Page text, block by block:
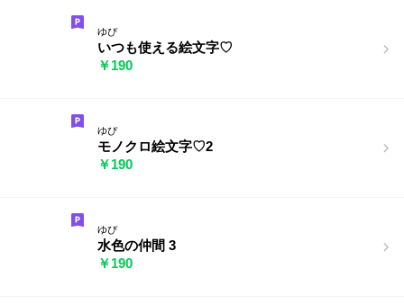
ゆぴ
いつも使える絵文字♡
￥190
ゆぴ
モノクロ絵文字♡2
￥190
ゆぴ
水色の仲間 3
￥190